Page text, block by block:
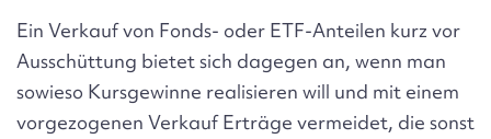
Ein Verkauf von Fonds- oder ETF-Anteilen kurz vor
Ausschüttung bietet sich dagegen an, wenn man
sowieso Kursgewinne realisieren will und mit einem
vorgezogenen Verkauf Erträge vermeidet, die sonst